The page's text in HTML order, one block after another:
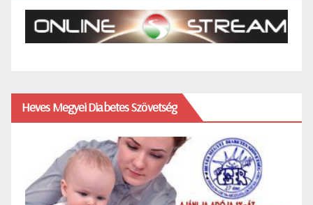
Heves Megyei Diabetes Szövetség